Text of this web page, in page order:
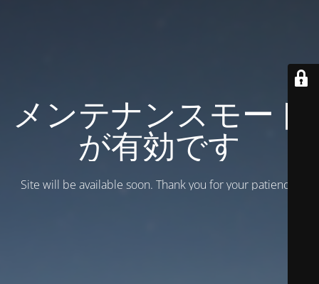
メンテナンスモード
が有効です
Site will be available soon. Thank you for your patience!